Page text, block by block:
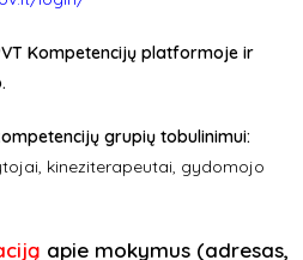
Kompetencijų platformoje ir
grupių tobulinimui:
kineziterapeutai, gydomojo
apie mokymus (adresas,